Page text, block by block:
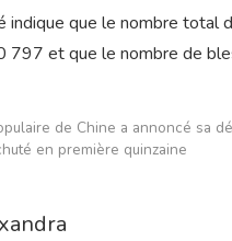
indique que le nombre
797 et que le nombre de
de Chine a annoncé sa
en première quinzaine